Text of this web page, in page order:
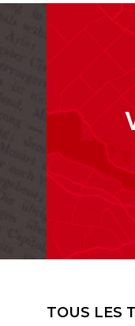
TOUS LES